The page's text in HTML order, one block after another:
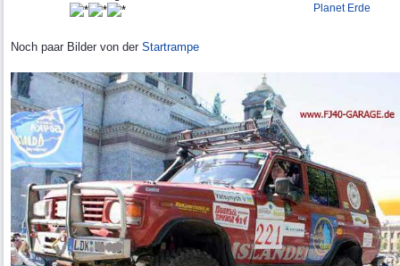
Planet Erde
Noch paar Bilder von der Startrampe